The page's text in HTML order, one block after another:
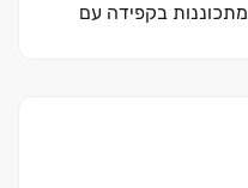
בקפידה עם
מגוון דירות ‏–